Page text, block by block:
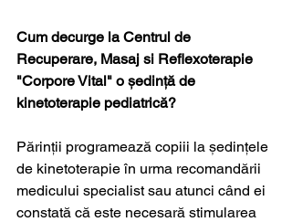
Cum decurge la Centrul de
Recuperare, Masaj si Reflexoterapie
"Corpore Vital" o ședință de
kinetoterapie pediatrică?
Părinții programează copiii la ședințele
de kinetoterapie în urma recomandării
medicului specialist sau atunci când ei
constată că este necesară stimularea